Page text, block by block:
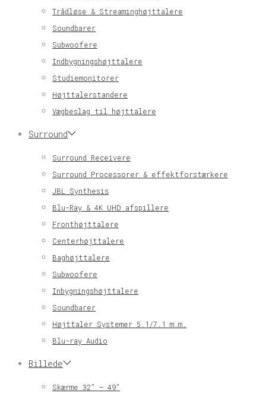
Trådløse & Streaminghøjttalere
Soundbarer
Subwoofere
Indbygningshøjttalere
Studiemonitorer
Højttalerstandere
Vægbeslag til højttalere
Surround
Surround Receivere
Surround Processorer & effektforstærkere
JBL Synthesis
Blu-Ray & 4K UHD afspillere
Fronthøjttalere
Centerhøjttalere
Baghøjttalere
Subwoofere
Inbygningshøjttalere
Soundbarer
Højttaler Systemer 5.1/7.1 m.m.
Blu-ray Audio
Billede
Skærme 32″ – 49″